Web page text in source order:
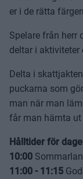
er i de rätta
Spelare från herr
deltar i aktiviteter
Delta i
puckarna som
man när man
får man hämta ut
Hålltider för
10:00
11:00 - 11:15